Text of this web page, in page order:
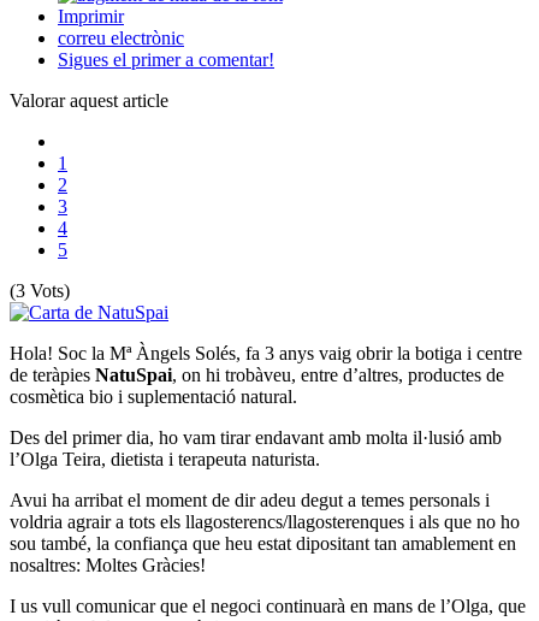
Imprimir
correu electrònic
Sigues el primer a comentar!
Valorar aquest article
1
2
3
4
5
(3 Vots)
Hola! Soc la Mª Àngels Solés, fa 3 anys vaig obrir la botiga i centre
de teràpies NatuSpai, on hi trobàveu, entre d’altres, productes de
cosmètica bio i suplementació natural.
Des del primer dia, ho vam tirar endavant amb molta il·lusió amb
l’Olga Teira, dietista i terapeuta naturista.
Avui ha arribat el moment de dir adeu degut a temes personals i
voldria agrair a tots els llagosterencs/llagosterenques i als que no ho
sou també, la confiança que heu estat dipositant tan amablement en
nosaltres: Moltes Gràcies!
I us vull comunicar que el negoci continuarà en mans de l’Olga, que